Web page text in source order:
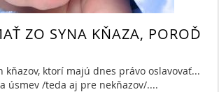
ZO SYNA KŇAZA, POROĎ
kňazov, ktorí majú dnes právo oslavovať...
úsmev /teda aj pre nekňazov/....